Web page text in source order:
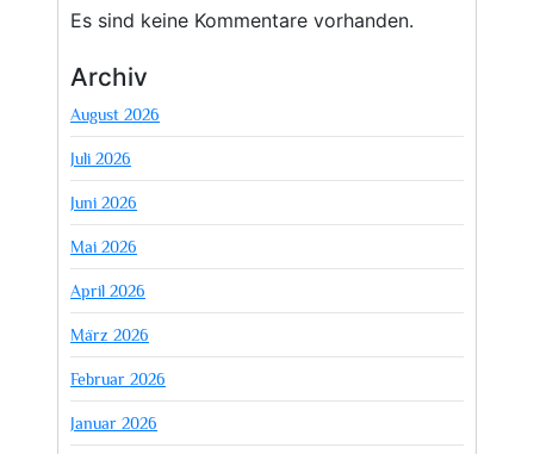
Es sind keine Kommentare vorhanden.
Archiv
August 2026
Juli 2026
Juni 2026
Mai 2026
April 2026
März 2026
Februar 2026
Januar 2026